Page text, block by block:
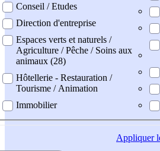
Conseil / Etudes
Direction d'entreprise
Espaces verts et naturels /
Agriculture / Pêche / Soins aux
animaux (28)
Hôtellerie - Restauration /
Tourisme / Animation
Immobilier
Appliquer